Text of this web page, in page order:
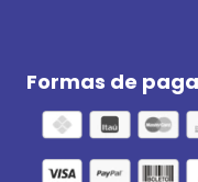
Formas de